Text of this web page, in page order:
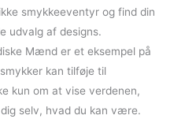
smykkeeventyr og find din
udvalg af designs.
Mænd er et eksempel på
kan tilføje til
kun om at vise verdenen,
selv, hvad du kan være.